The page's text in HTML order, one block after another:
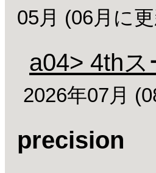
05月 (06月に
a04> 4th
2026年07月
precision